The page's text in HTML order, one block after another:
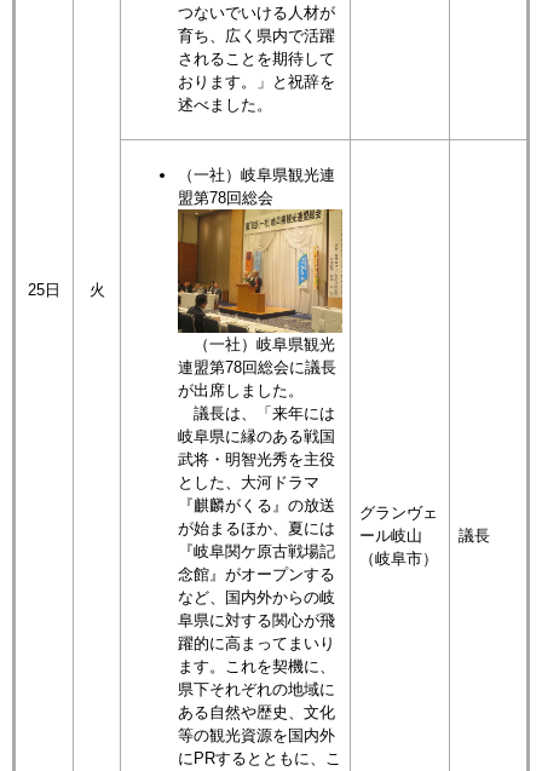
25日 火
つないでいける人材が
育ち、広く県内で活躍
されることを期待して
おります。」と祝辞を
述べました。
（一社）岐阜県観光連
盟第78回総会
（一社）岐阜県観光
連盟第78回総会に議長
が出席しました。
議長は、「来年には
岐阜県に縁のある戦国
武将・明智光秀を主役
とした、大河ドラマ
『麒麟がくる』の放送
が始まるほか、夏には
『岐阜関ケ原古戦場記
念館』がオープンする
など、国内外からの岐
阜県に対する関心が飛
躍的に高まってまいり
ます。これを契機に、
県下それぞれの地域に
ある自然や歴史、文化
等の観光資源を国内外
にPRするとともに、こ
グランヴェ
ール岐山
（岐阜市）
議長